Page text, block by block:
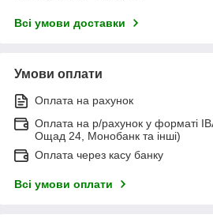
Всі умови доставки
Умови оплати
Оплата на рахунок
Оплата на р/рахунок у форматі
Ощад 24, Монобанк та інші)
Оплата через касу банку
Всі умови оплати